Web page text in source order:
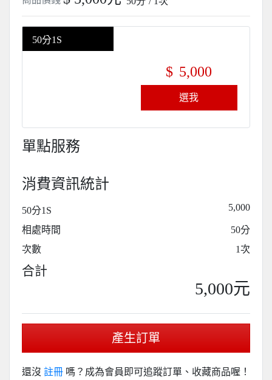
50分1S
$ 5,000
選我
單點服務
消費資訊統計
50分1S 5,000
相處時間
50分
次數
1次
合計
5,000元
產生訂單
還沒 註冊 嗎？成為會員即可追蹤訂單、收藏商品喔！